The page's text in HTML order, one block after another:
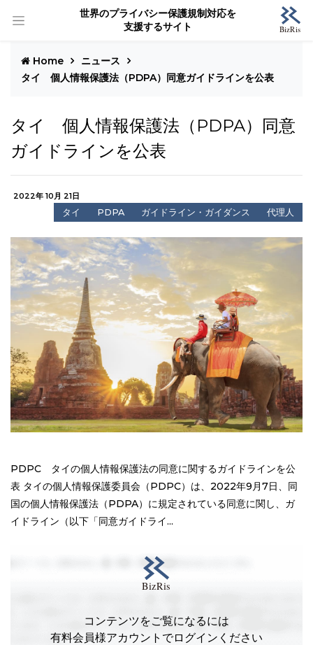
世界のプライバシー保護規制対応を
支援するサイト
Home
ニュース
タイ 個人情報保護法（PDPA）同意ガイドラインを公表
タイ 個人情報保護法（PDPA）同意
ガイドラインを公表
2022年 10月 21日
タイ PDPA ガイドライン・ガイダンス 代理人
PDPC タイの個人情報保護法の同意に関するガイドラインを公
表 タイの個人情報保護委員会（PDPC）は、2022年9月7日、同
国の個人情報保護法（PDPA）に規定されている同意に関し、ガ
イドライン（以下「同意ガイドライ...
コンテンツをご覧になるには
有料会員様アカウントでログインください